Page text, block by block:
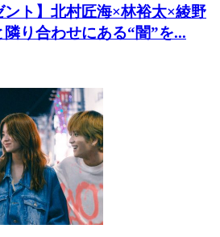
ント】北村匠海×林裕太×綾野
隣り合わせにある“闇”を...